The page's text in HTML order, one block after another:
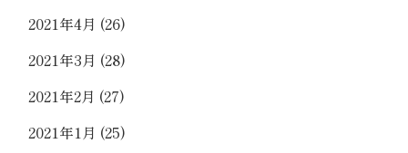
2021年4月 (26)
2021年3月 (28)
2021年2月 (27)
2021年1月 (25)